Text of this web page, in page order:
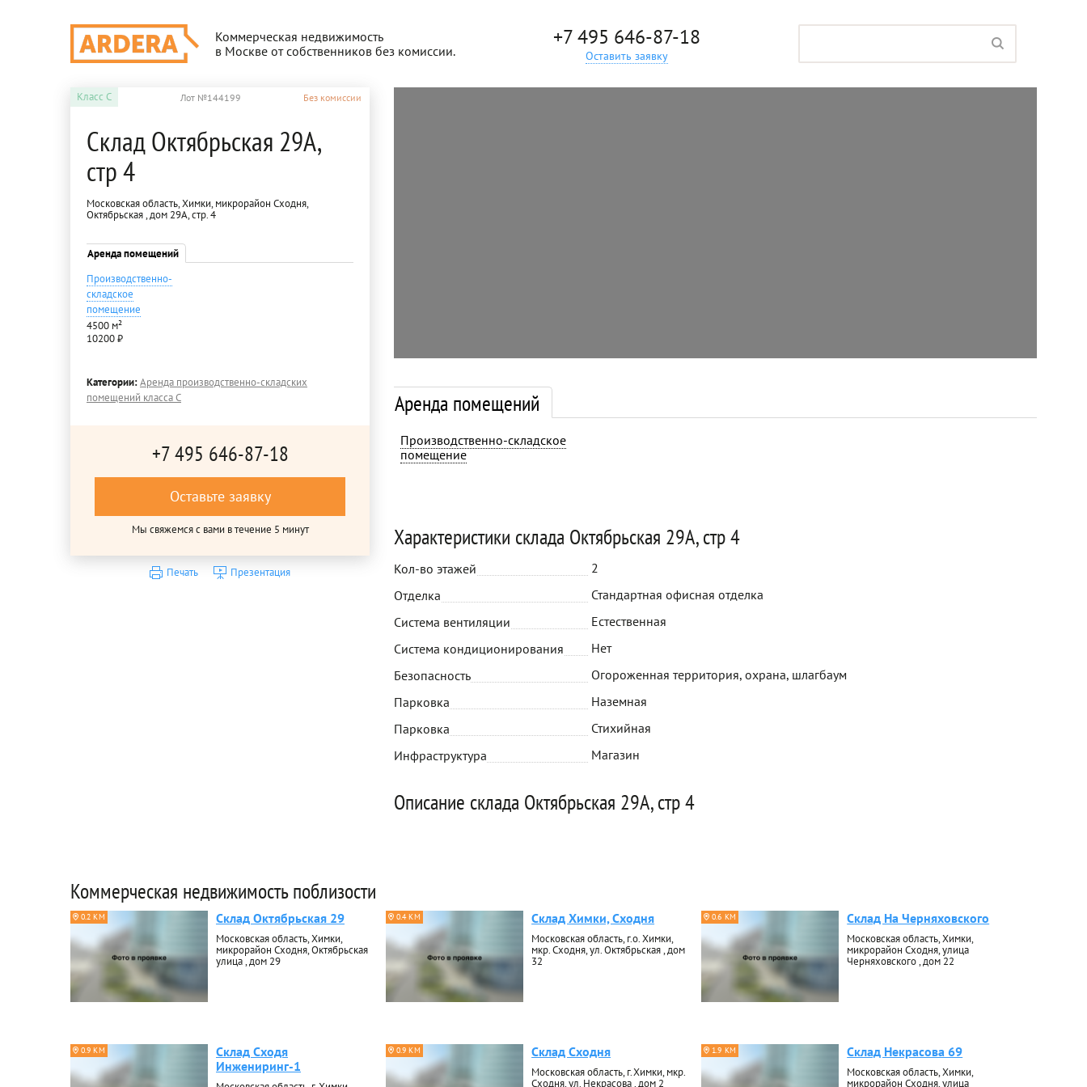
Коммерческая недвижимость
в Москве от собственников без комиссии.
+7 495 646-87-18
Оставить заявку
Класс C Лот №144199 Без комиссии
Склад Октябрьская 29А,
стр 4
Московская область, Химки, микрорайон Сходня,
Октябрьская , дом 29А, стр. 4
Аренда помещений
Производственно-
складское
помещение
4500 м²
10200 ₽
Категории:Аренда производственно-складских
помещений класса C
+7 495 646-87-18
Оставьте заявку
Мы свяжемся с вами в течение 5 минут
Печать Презентация
Аренда помещений
Производственно-складское
помещение
Характеристики склада Октябрьская 29А, стр 4
Кол-во этажей
2
Отделка
Стандартная офисная отделка
Система вентиляции
Естественная
Система кондиционирования
Нет
Безопасность
Огороженная территория, охрана, шлагбаум
Парковка
Наземная
Парковка
Стихийная
Инфраструктура
Магазин
Описание склада Октябрьская 29А, стр 4
Коммерческая недвижимость поблизости
0.2 КМ Склад Октябрьская 29
Московская область, Химки,
микрорайон Сходня, Октябрьская
улица , дом 29
0.4 КМ Склад Химки, Сходня
Московская область, г.о. Химки,
мкр. Сходня, ул. Октябрьская , дом
32
0.6 КМ Склад На Черняховского
Московская область, Химки,
микрорайон Сходня, улица
Черняховского , дом 22
0.9 КМ
Склад Сходя
Инжениринг-1
0.9 КМ Склад Сходня
Московская область, г.Химки, мкр.
Сходня, ул. Некрасова , дом 2
1.9 КМ Склад Некрасова 69
Московская область, Химки,
микрорайон Сходня, улица